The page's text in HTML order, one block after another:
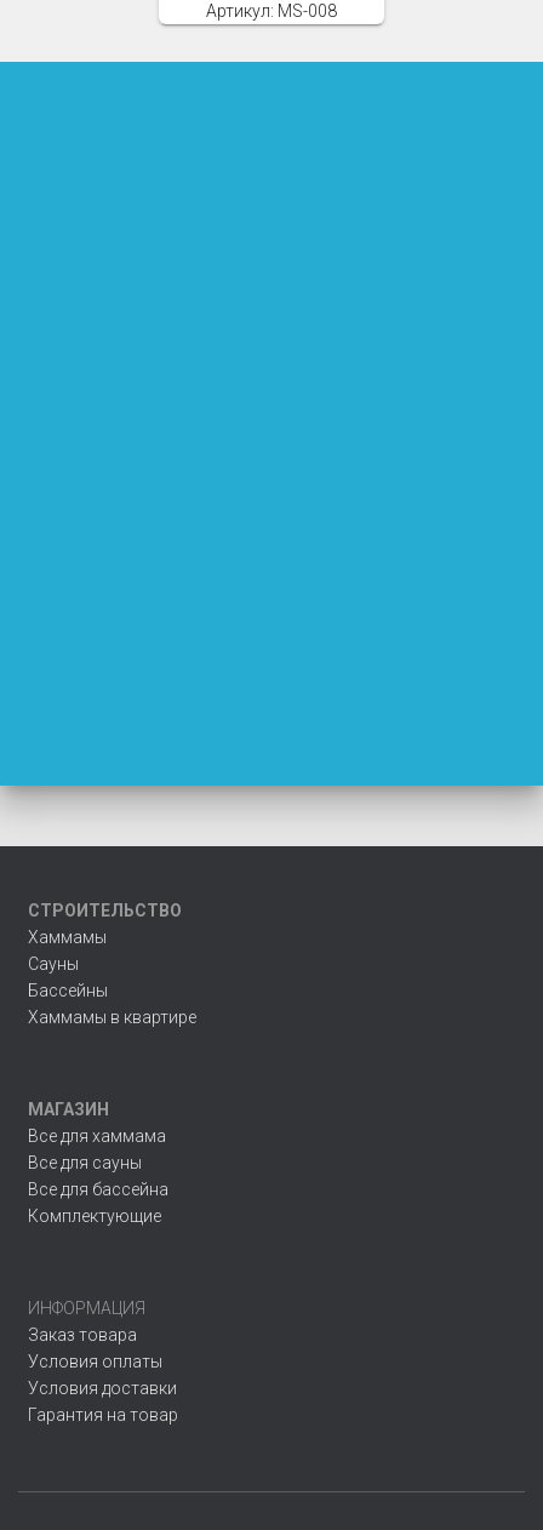
Артикул: MS-008
СТРОИТЕЛЬСТВО
Хаммамы
Сауны
Бассейны
Хаммамы в квартире
МАГАЗИН
Все для хаммама
Все для сауны
Все для бассейна
Комплектующие
ИНФОРМАЦИЯ
Заказ товара
Условия оплаты
Условия доставки
Гарантия на товар